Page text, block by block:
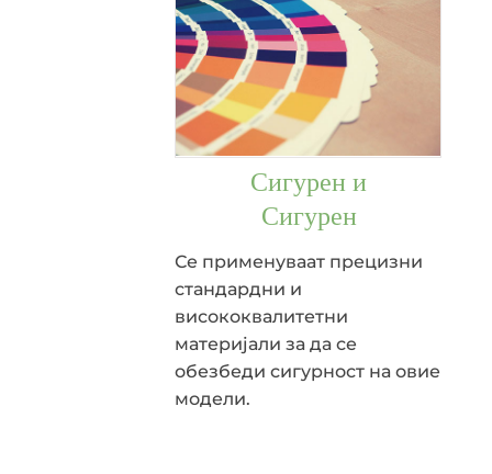
Сигурен и
Сигурен
Се применуваат прецизни
стандардни и
висококвалитетни
материјали за да се
обезбеди сигурност на овие
модели.